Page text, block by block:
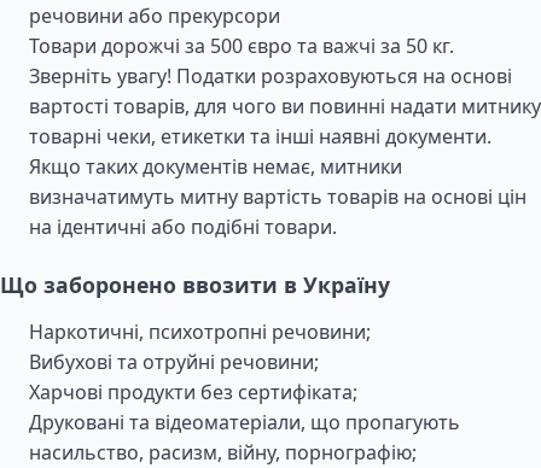
речовини або прекурсори
Товари дорожчі за 500 євро та важчі за 50 кг.
Зверніть увагу! Податки розраховуються на основі
вартості товарів, для чого ви повинні надати митнику
товарні чеки, етикетки та інші наявні документи.
Якщо таких документів немає, митники
визначатимуть митну вартість товарів на основі цін
на ідентичні або подібні товари.
Що заборонено ввозити в Україну
Наркотичні, психотропні речовини;
Вибухові та отруйні речовини;
Харчові продукти без сертифіката;
Друковані та відеоматеріали, що пропагують
насильство, расизм, війну, порнографію;